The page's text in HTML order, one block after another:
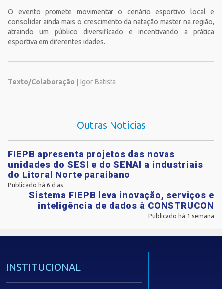
O evento promete movimentar o cenário esportivo local e
consolidar ainda mais o crescimento da natação master na região,
atraindo um público diversificado e incentivando a prática
esportiva em diferentes idades.
Texto/Colaboração | Igor Batista
Outras Notícias
FIEPB apresenta projetos das novas
unidades do SESI e do SENAI a industriais
do Litoral Norte paraibano
Publicado há 6 dias
Sistema FIEPB leva inovação, serviços e
inteligência de dados à CONSTRUCON
Publicado há 1 semana
INSTITUCIONAL